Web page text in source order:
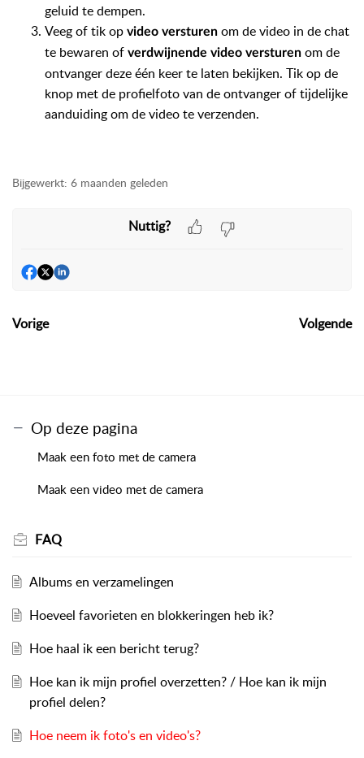
geluid te dempen.
Veeg of tik op video versturen om de video in de chat
te bewaren of verdwijnende video versturen om de
ontvanger deze één keer te laten bekijken. Tik op de
knop met de profielfoto van de ontvanger of tijdelijke
aanduiding om de video te verzenden.
Bijgewerkt: 6 maanden geleden
Nuttig?
Vorige Volgende
Op deze pagina
Maak een foto met de camera
Maak een video met de camera
FAQ
Albums en verzamelingen
Hoeveel favorieten en blokkeringen heb ik?
Hoe haal ik een bericht terug?
Hoe kan ik mijn profiel overzetten? / Hoe kan ik mijn
profiel delen?
Hoe neem ik foto's en video's?